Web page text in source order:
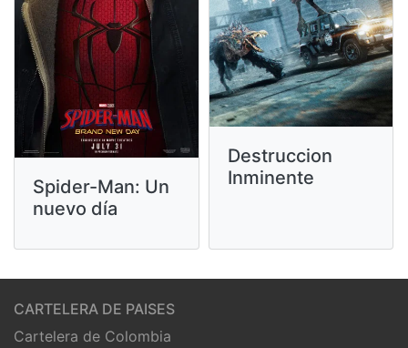
Spider-Man: Un
nuevo día
Destruccion
Inminente
CARTELERA DE PAISES
Cartelera de Colombia